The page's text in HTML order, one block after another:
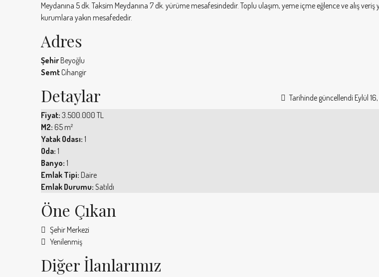
Meydanına 5 dk. Taksim Meydanına 7 dk. yürüme mesafesindedir. Toplu ulaşım, yeme içme eğlence ve alış veriş
kurumlara yakın mesafededir.
Adres
ŞehirBeyoğlu
SemtCihangir
Detaylar
Tarihinde güncellendi Eylül
Fiyat: 3.500.000 TL
M2: 65 m²
Yatak Odası: 1
Oda: 1
Banyo: 1
Emlak Tipi: Daire
Emlak Durumu: Satıldı
Öne Çıkan
Şehir Merkezi
Yenilenmiş
Diğer İlanlarımız